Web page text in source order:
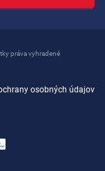
práva vyhradené
osobných údajov